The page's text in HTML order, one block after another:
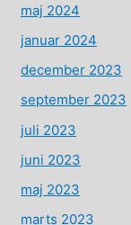
maj 2024
januar 2024
december 2023
september 2023
juli 2023
juni 2023
maj 2023
marts 2023